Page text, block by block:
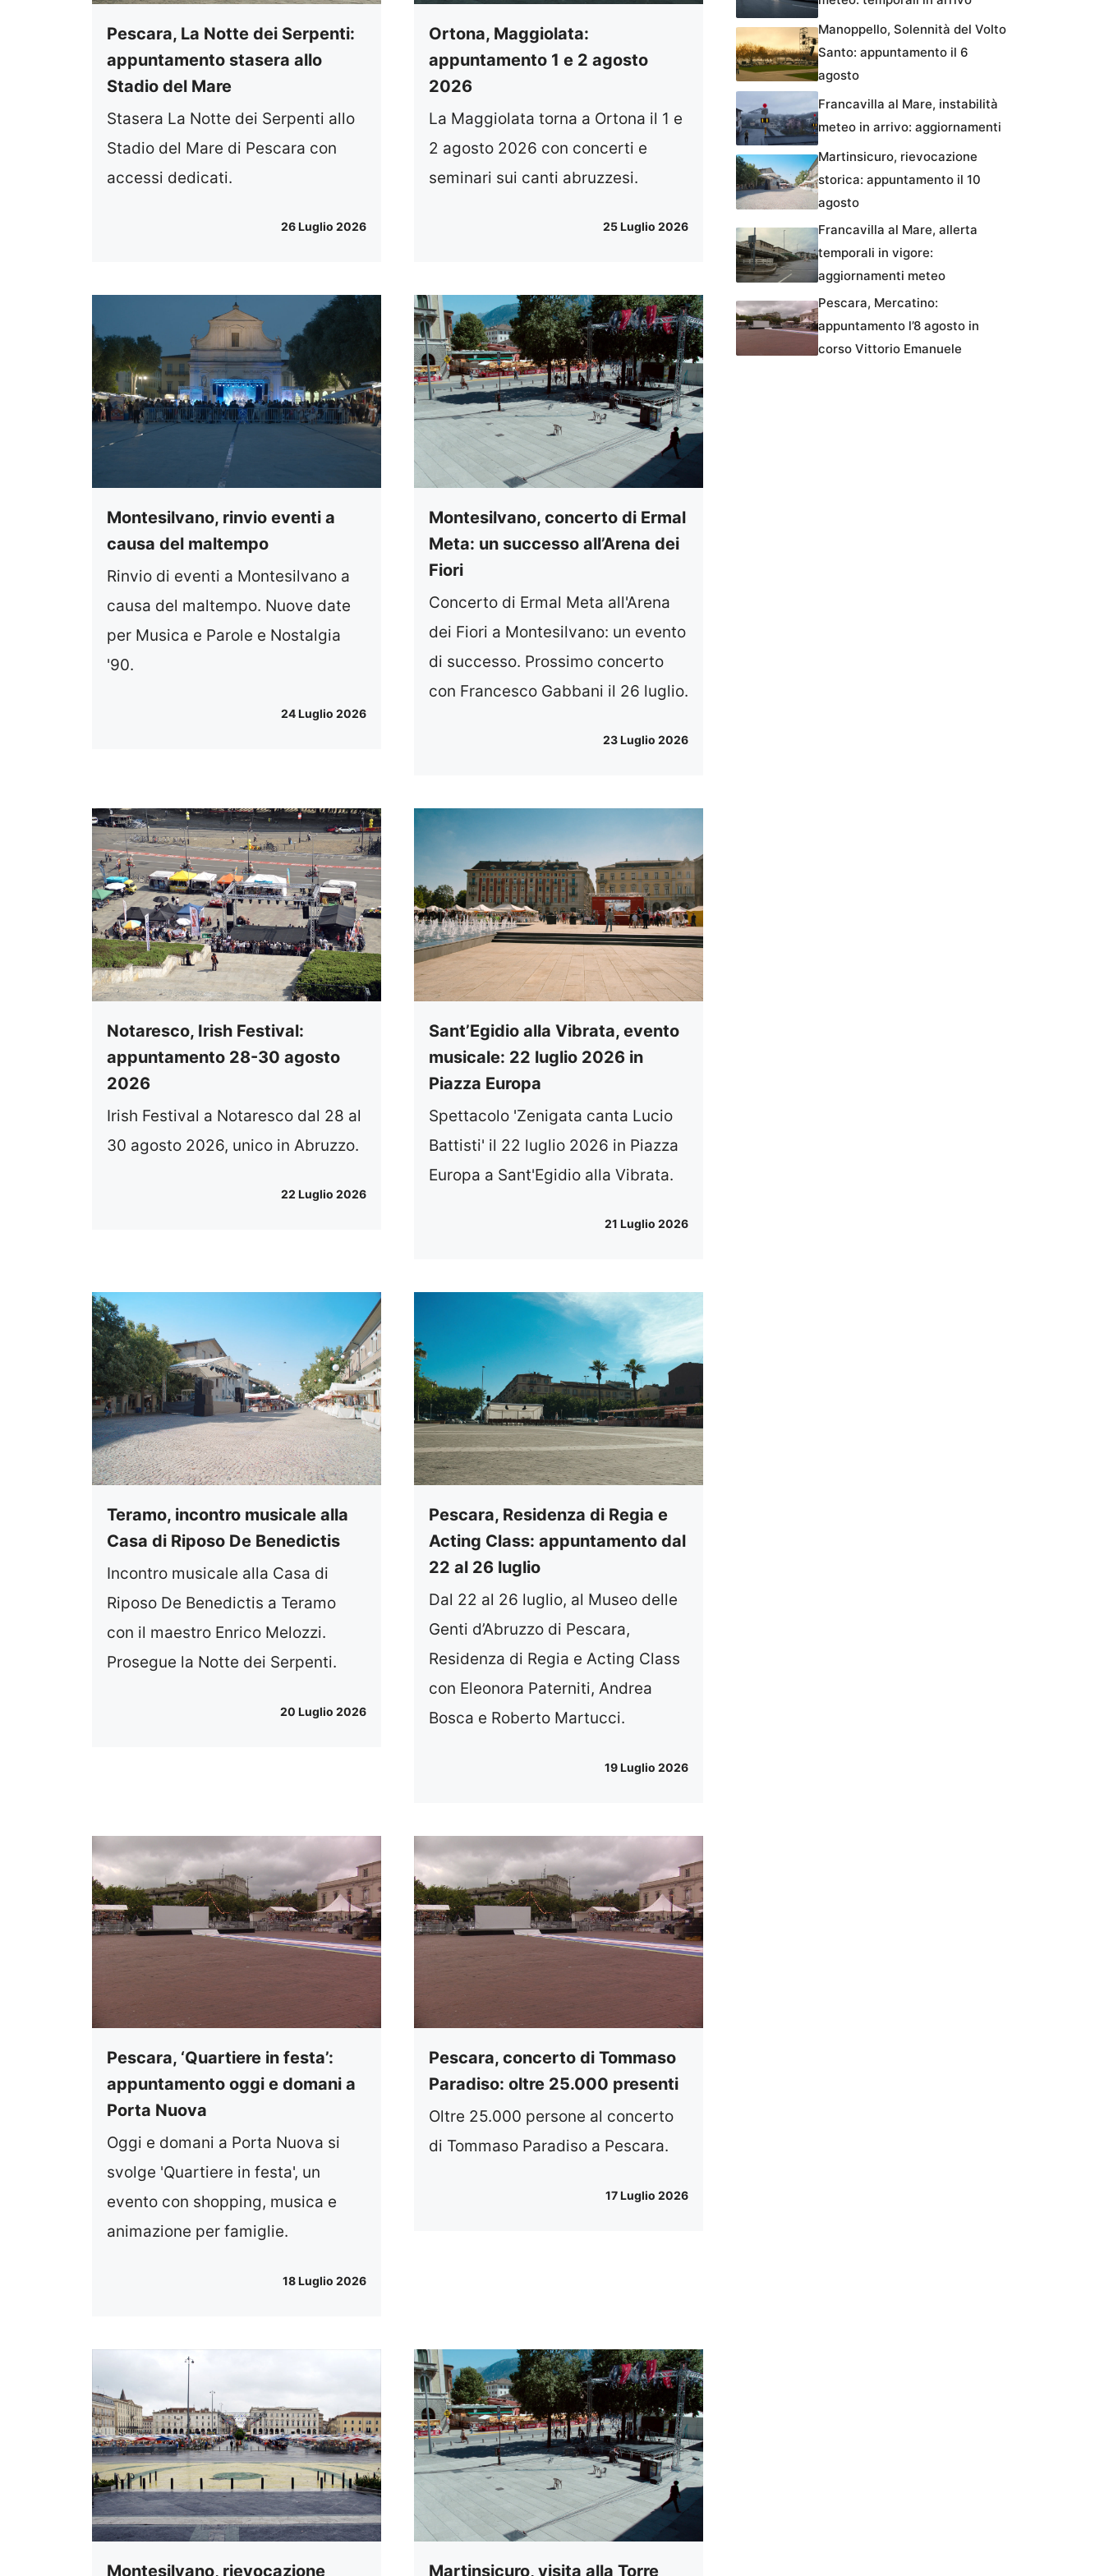
Pescara, La Notte dei Serpenti:
appuntamento stasera allo
Stadio del Mare
Stasera La Notte dei Serpenti allo
Stadio del Mare di Pescara con
accessi dedicati.
26 Luglio 2026
Ortona, Maggiolata:
appuntamento 1 e 2 agosto
2026
La Maggiolata torna a Ortona il 1 e
2 agosto 2026 con concerti e
seminari sui canti abruzzesi.
25 Luglio 2026
Montesilvano, rinvio eventi a
causa del maltempo
Rinvio di eventi a Montesilvano a
causa del maltempo. Nuove date
per Musica e Parole e Nostalgia
'90.
24 Luglio 2026
Montesilvano, concerto di Ermal
Meta: un successo all’Arena dei
Fiori
Concerto di Ermal Meta all'Arena
dei Fiori a Montesilvano: un evento
di successo. Prossimo concerto
con Francesco Gabbani il 26 luglio.
23 Luglio 2026
Notaresco, Irish Festival:
appuntamento 28-30 agosto
2026
Irish Festival a Notaresco dal 28 al
30 agosto 2026, unico in Abruzzo.
22 Luglio 2026
Sant’Egidio alla Vibrata, evento
musicale: 22 luglio 2026 in
Piazza Europa
Spettacolo 'Zenigata canta Lucio
Battisti' il 22 luglio 2026 in Piazza
Europa a Sant'Egidio alla Vibrata.
21 Luglio 2026
Teramo, incontro musicale alla
Casa di Riposo De Benedictis
Incontro musicale alla Casa di
Riposo De Benedictis a Teramo
con il maestro Enrico Melozzi.
Prosegue la Notte dei Serpenti.
20 Luglio 2026
Pescara, Residenza di Regia e
Acting Class: appuntamento dal
22 al 26 luglio
Dal 22 al 26 luglio, al Museo delle
Genti d’Abruzzo di Pescara,
Residenza di Regia e Acting Class
con Eleonora Paterniti, Andrea
Bosca e Roberto Martucci.
19 Luglio 2026
Pescara, ‘Quartiere in festa’:
appuntamento oggi e domani a
Porta Nuova
Oggi e domani a Porta Nuova si
svolge 'Quartiere in festa', un
evento con shopping, musica e
animazione per famiglie.
18 Luglio 2026
Pescara, concerto di Tommaso
Paradiso: oltre 25.000 presenti
Oltre 25.000 persone al concerto
di Tommaso Paradiso a Pescara.
17 Luglio 2026
Montesilvano, rievocazione Martinsicuro, visita alla Torre
Manoppello, Solennità del Volto
Santo: appuntamento il 6
agosto
Francavilla al Mare, instabilità
meteo in arrivo: aggiornamenti
Martinsicuro, rievocazione
storica: appuntamento il 10
agosto
Francavilla al Mare, allerta
temporali in vigore:
aggiornamenti meteo
Pescara, Mercatino:
appuntamento l’8 agosto in
corso Vittorio Emanuele